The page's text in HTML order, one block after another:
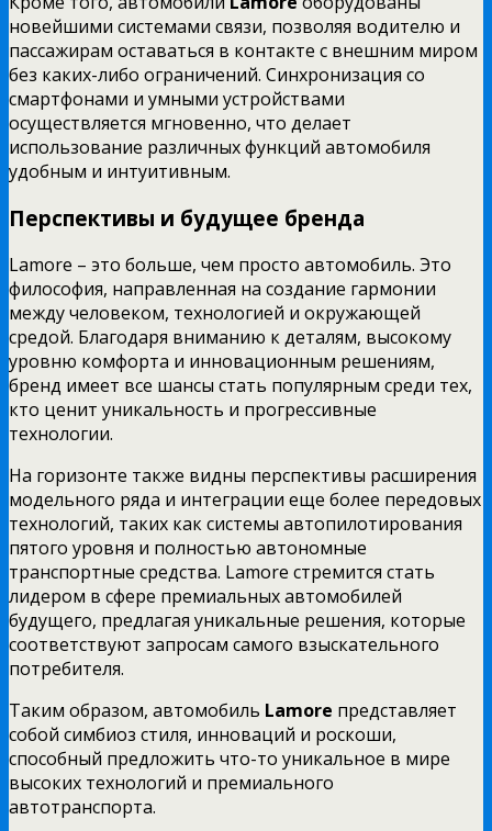
новейшими системами связи, позволяя водителю и
пассажирам оставаться в контакте с внешним миром
без каких-либо ограничений. Синхронизация со
смартфонами и умными устройствами
осуществляется мгновенно, что делает
использование различных функций автомобиля
удобным и интуитивным.
Перспективы и будущее бренда
Lamore – это больше, чем просто автомобиль. Это
философия, направленная на создание гармонии
между человеком, технологией и окружающей
средой. Благодаря вниманию к деталям, высокому
уровню комфорта и инновационным решениям,
бренд имеет все шансы стать популярным среди тех,
кто ценит уникальность и прогрессивные
технологии.
На горизонте также видны перспективы расширения
модельного ряда и интеграции еще более передовых
технологий, таких как системы автопилотирования
пятого уровня и полностью автономные
транспортные средства. Lamore стремится стать
лидером в сфере премиальных автомобилей
будущего, предлагая уникальные решения, которые
соответствуют запросам самого взыскательного
потребителя.
Таким образом, автомобиль Lamore представляет
собой симбиоз стиля, инноваций и роскоши,
способный предложить что-то уникальное в мире
высоких технологий и премиального
автотранспорта.